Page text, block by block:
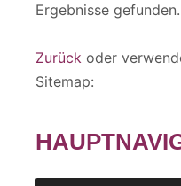
Ergebnisse gefunden.
Zurück oder
Sitemap: